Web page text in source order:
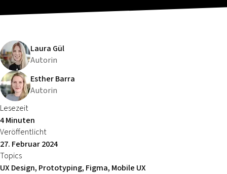
Laura Gül
Autorin
Esther Barra
Autorin
Lesezeit
4 Minuten
Veröffentlicht
27. Februar 2024
Topics
UX Design, Prototyping, Figma, Mobile UX